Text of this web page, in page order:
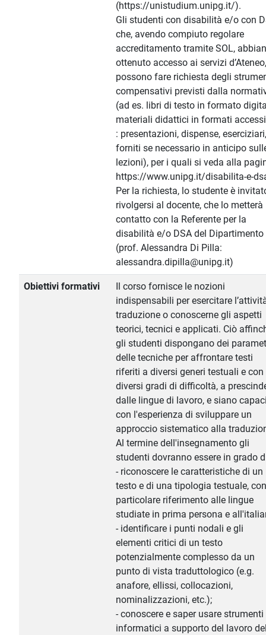
(https://unistudium.unipg.it/).
Gli studenti con disabilità e/o con
che, avendo compiuto regolare
accreditamento tramite SOL,
ottenuto accesso ai servizi d’Ateneo,
possono fare richiesta degli
compensativi previsti dalla
(ad es. libri di testo in formato
materiali didattici in formati
: presentazioni, dispense, eserciziari,
forniti se necessario in anticipo
lezioni), per i quali si veda alla
https://www.unipg.it/disabilita-e-
Per la richiesta, lo studente è
rivolgersi al docente, che lo metterà
contatto con la Referente per la
disabilità e/o DSA del Dipartimento
(prof. Alessandra Di Pilla:
alessandra.dipilla@unipg.it)
Obiettivi formativi
Il corso fornisce le nozioni
indispensabili per esercitare
traduzione o conoscerne gli aspetti
teorici, tecnici e applicati. Ciò
gli studenti dispongano dei
delle tecniche per affrontare testi
riferiti a diversi generi testuali e con
diversi gradi di difficoltà, a
dalle lingue di lavoro, e siano
con l'esperienza di sviluppare un
approccio sistematico alla
Al termine dell'insegnamento gli
studenti dovranno essere in grado
- riconoscere le caratteristiche di un
testo e di una tipologia testuale, con
particolare riferimento alle lingue
studiate in prima persona e
- identificare i punti nodali e gli
elementi critici di un testo
potenzialmente complesso da un
punto di vista traduttologico (e.g.
anafore, ellissi, collocazioni,
nominalizzazioni, etc.);
- conoscere e saper usare strumenti
informatici a supporto del lavoro